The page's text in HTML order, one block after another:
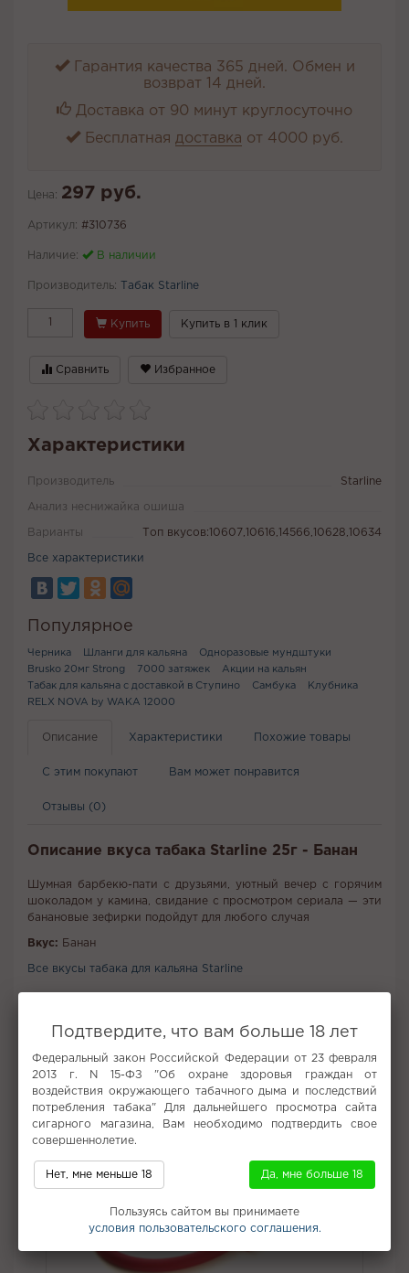
Гарантия качества 365 дней. Обмен и
возврат 14 дней.
Доставка от 90 минут круглосуточно
Бесплатная доставка от 4000 руб.
Цена: 297 руб.
Артикул: #310736
Наличие: В наличии
Производитель: Табак Starline
Купить Купить в 1 клик
Сравнить Избранное
Характеристики
Производитель Starline
Анализ неснижайка ошиша
Варианты Топ вкусов:10607,10616,14566,10628,10634
Все характеристики
Популярное
Черника Шланги для кальяна
Одноразовые мундштуки
Brusko 20мг Strong
7000 затяжек
Акции на кальян
Табак для кальяна с доставкой в Ступино
Самбука
Клубника
RELX NOVA by WAKA 12000
Описание Характеристики Похожие товары
С этим покупают Вам может понравится
Отзывы (0)
Описание вкуса табака Starline 25г - Банан
Шумная барбекю-пати с друзьями, уютный вечер с горячим
шоколадом у камина, свидание с просмотром сериала — эти
банановые зефирки подойдут для любого случая
Вкус: Банан
Все вкусы табака для кальяна Starline
Подтвердите, что вам больше 18 лет
Федеральный закон Российской Федерации от 23 февраля
2013 г. N 15-ФЗ "Об охране здоровья граждан от
воздействия окружающего табачного дыма и последствий
потребления табака" Для дальнейшего просмотра сайта
сигарного магазина, Вам необходимо подтвердить свое
совершеннолетие.
Нет, мне меньше 18 Да, мне больше 18
Пользуясь сайтом вы принимаете
условия пользовательского соглашения.